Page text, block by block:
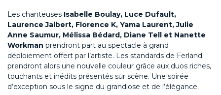
Les chanteuses Isabelle Boulay, Luce Dufault,
Laurence Jalbert, Florence K, Yama Laurent, Julie
Anne Saumur, Mélissa Bédard, Diane Tell et Nanette
Workman prendront part au spectacle à grand
déploiement offert par l’artiste. Les standards de Ferland
prendront alors une nouvelle couleur grâce aux duos riches,
touchants et inédits présentés sur scène. Une soirée
d’exception sous le signe du grandiose et de l’élégance.